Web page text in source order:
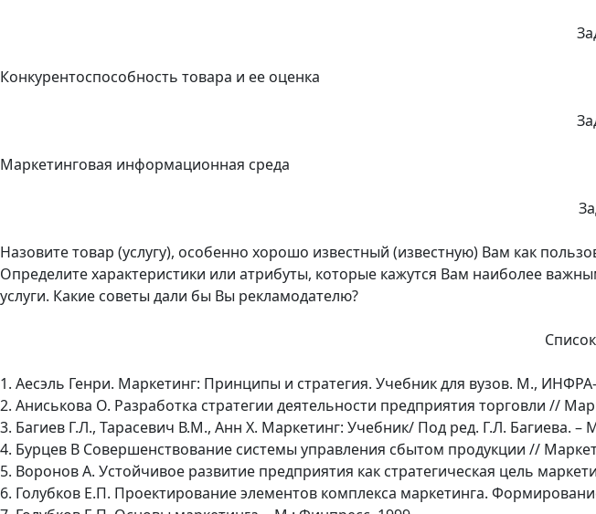
Конкурентоспособность товара и ее оценка
Маркетинговая информационная среда
Назовите товар (услугу), особенно хорошо известный (известную) Вам как
Определите характеристики или атрибуты, которые кажутся Вам наиболее
услуги. Какие советы дали бы Вы рекламодателю?
1. Аесэль Генри. Маркетинг: Принципы и стратегия. Учебник для вузов. М.,
2. Аниськова О. Разработка стратегии деятельности предприятия торговли //
3. Багиев Г.Л., Тарасевич В.М., Анн Х. Маркетинг: Учебник/ Под ред. Г.Л. Багиева. –
4. Бурцев В Совершенствование системы управления сбытом продукции //
5. Воронов А. Устойчивое развитие предприятия как стратегическая цель
6. Голубков Е.П. Проектирование элементов комплекса маркетинга.